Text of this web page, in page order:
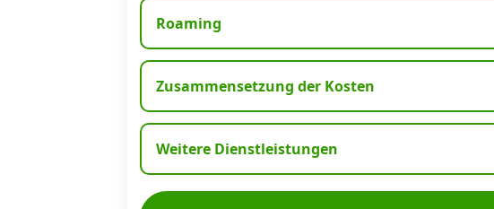
Roaming
Zusammensetzung der Kosten
Weitere Dienstleistungen